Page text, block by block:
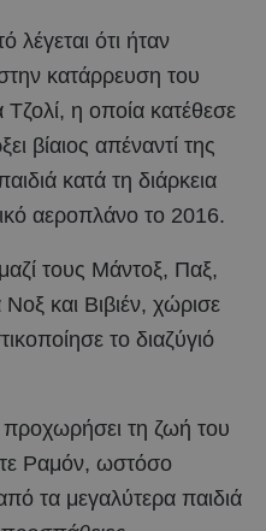
ότι ήταν
κατάρρευση του
η οποία κατέθεσε
βίαιος απέναντί της
κατά τη διάρκεια
αεροπλάνο το 2016.
τους Μάντοξ, Παξ,
και Βιβιέν, χώρισε
το διαζύγιό
τη ζωή του
Ραμόν, ωστόσο
τα μεγαλύτερα παιδιά